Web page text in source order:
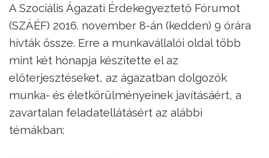
A Szociális Ágazati Érdekegyeztető Fórumot
(SZÁÉF) 2016. november 8-án (kedden) 9 órára
hívták össze. Erre a munkavállalói oldal több
mint két hónapja készítette el az
előterjesztéseket, az ágazatban dolgozók
munka- és életkörülményeinek javításáért, a
zavartalan feladatellátásért az alábbi
témákban: